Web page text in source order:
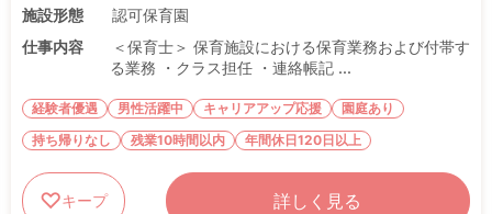
施設形態
認可保育園
仕事内容
＜保育士＞ 保育施設における保育業務および付帯す
る業務 ・クラス担任 ・連絡帳記 ...
経験者優遇 男性活躍中 キャリアアップ応援
園庭あり
持ち帰りなし
残業10時間以内 年間休日120日以上
キープ 詳しく見る